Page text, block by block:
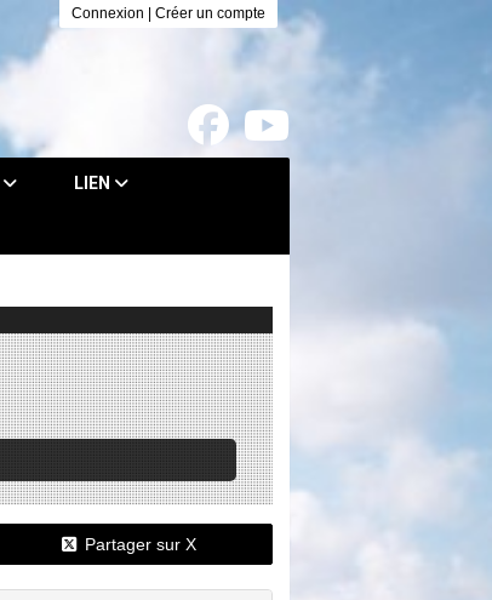
Connexion Créer un compte
LIEN
Partager sur X